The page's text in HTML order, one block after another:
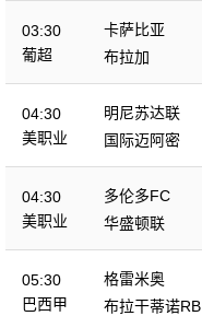
03:30
葡超
卡萨比亚
布拉加
04:30
美职业
明尼苏达联
国际迈阿密
04:30
美职业
多伦多FC
华盛顿联
05:30
巴西甲
格雷米奥
布拉干蒂诺RB